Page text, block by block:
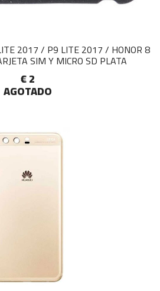
2017 / P9 LITE 2017 / HONOR 8
SIM Y MICRO SD PLATA
€ 2
AGOTADO